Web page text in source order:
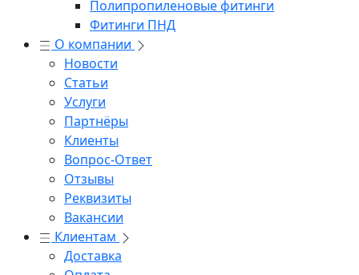
Полипропиленовые фитинги
Фитинги ПНД
О компании
Новости
Статьи
Услуги
Партнёры
Клиенты
Вопрос-Ответ
Отзывы
Реквизиты
Вакансии
Клиентам
Доставка